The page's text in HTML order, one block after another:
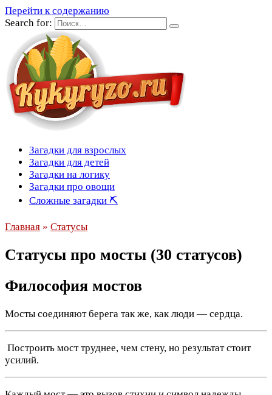
Перейти к содержанию
Search for:
Загадки для взрослых
Загадки для детей
Загадки на логику
Загадки про овощи
Сложные загадки ⛏
Главная » Статусы
Статусы про мосты (30 статусов)
Философия мостов
Мосты соединяют берега так же, как люди — сердца.
️ Построить мост труднее, чем стену, но результат стоит
усилий.